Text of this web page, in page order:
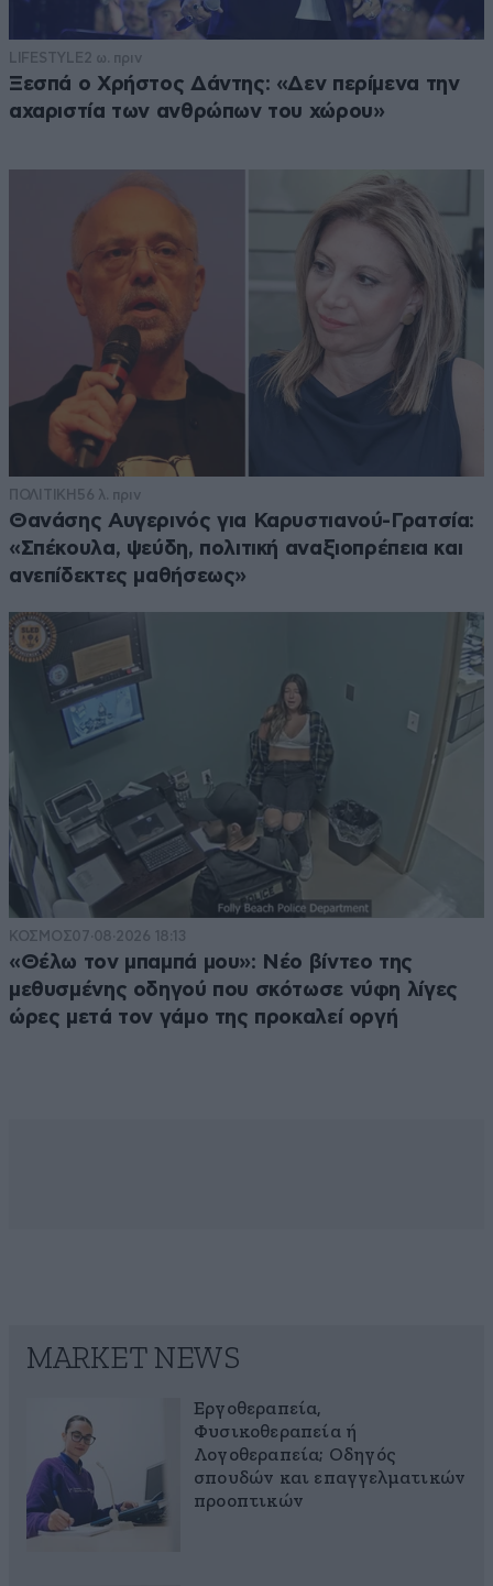
LIFESTYLE 2 ω. πριν
Ξεσπά ο Χρήστος Δάντης: «Δεν περίμενα την
αχαριστία των ανθρώπων του χώρου»
ΠΟΛΙΤΙΚΗ 56 λ. πριν
Θανάσης Αυγερινός για Καρυστιανού-Γρατσία:
«Σπέκουλα, ψεύδη, πολιτική αναξιοπρέπεια και
ανεπίδεκτες μαθήσεως»
ΚΟΣΜΟΣ07·08·2026 18:13
«Θέλω τον μπαμπά μου»: Νέο βίντεο της
μεθυσμένης οδηγού που σκότωσε νύφη λίγες
ώρες μετά τον γάμο της προκαλεί οργή
MARKET NEWS
Εργοθεραπεία,
Φυσικοθεραπεία ή
Λογοθεραπεία; Οδηγός
σπουδών και επαγγελματικών
προοπτικών